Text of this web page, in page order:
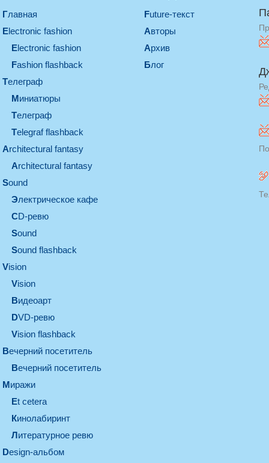
Главная
electronic fashion
electronic fashion
Fashion flashback
телеграф
миниатюры
телеграф
Telegraf flashback
architectural fantasy
architectural fantasy
sound
электрическое кафе
CD-ревю
sound
Sound flashback
vision
vision
видеоарт
DVD-ревю
Vision flashback
вечерний посетитель
вечерний посетитель
миражи
et cetera
кинолабиринт
литературное ревю
design-альбом
Future-текст
Авторы
Архив
Блог